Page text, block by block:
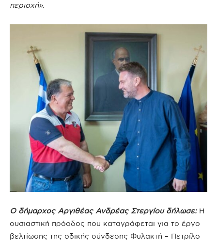
περιοχή».
Ο δήμαρχος Αργιθέας Ανδρέας Στεργίου δήλωσε:Η
ουσιαστική πρόοδος που καταγράφεται για το έργο
βελτίωσης της οδικής σύνδεσης Φυλακτή – Πετρίλο